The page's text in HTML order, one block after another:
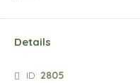
Details
ID: 2805